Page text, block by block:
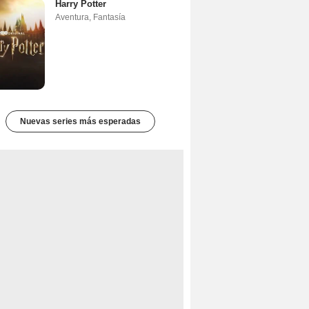
Harry Potter
Aventura Fantasía
Nuevas series más esperadas